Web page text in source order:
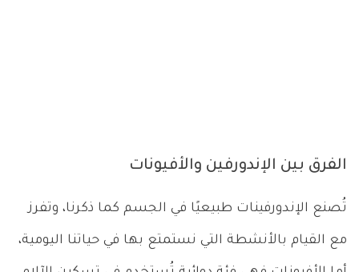
الفرق بين الإندورفين والأفيونات
تُصنع الإندورفينات طبيعيًا في الجسم كما ذكرنا، وتفرز
مع القيام بالأنشطة التي نستمتع بها في حياتنا اليومية،